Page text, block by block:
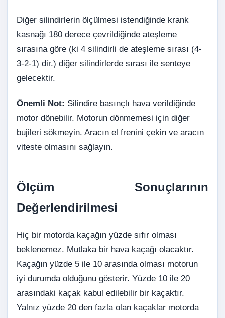
Diğer silindirlerin ölçülmesi istendiğinde krank
kasnağı 180 derece çevrildiğinde ateşleme
sırasına göre (ki 4 silindirli de ateşleme sırası (4-
3-2-1) dir.) diğer silindirlerde sırası ile senteye
gelecektir.
Önemli Not: Silindire basınçlı hava verildiğinde
motor dönebilir. Motorun dönmemesi için diğer
bujileri sökmeyin. Aracın el frenini çekin ve aracın
viteste olmasını sağlayın.
Ölçüm Sonuçlarının
Değerlendirilmesi
Hiç bir motorda kaçağın yüzde sıfır olması
beklenemez. Mutlaka bir hava kaçağı olacaktır.
Kaçağın yüzde 5 ile 10 arasında olması motorun
iyi durumda olduğunu gösterir. Yüzde 10 ile 20
arasındaki kaçak kabul edilebilir bir kaçaktır.
Yalnız yüzde 20 den fazla olan kaçaklar motorda